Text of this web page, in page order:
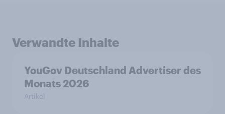
Verwandte Inhalte
YouGov Deutschland Advertiser des
Monats 2026
Artikel